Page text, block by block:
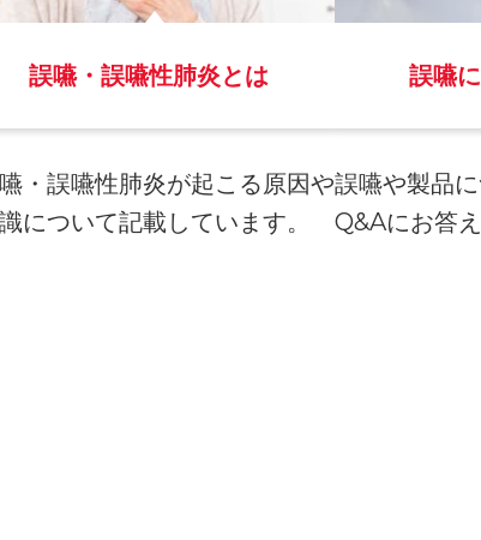
誤嚥・誤嚥性肺炎とは
・誤嚥性肺炎が起こる原因や
について記載しています。
誤嚥
誤嚥や製品
Q&Aにお答